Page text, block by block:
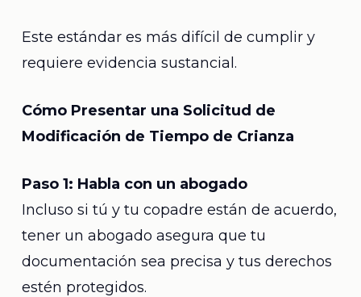
Este estándar es más difícil de cumplir y
requiere evidencia sustancial.
Cómo Presentar una Solicitud de
Modificación de Tiempo de Crianza
Paso 1: Habla con un abogado
Incluso si tú y tu copadre están de acuerdo,
tener un abogado asegura que tu
documentación sea precisa y tus derechos
estén protegidos.